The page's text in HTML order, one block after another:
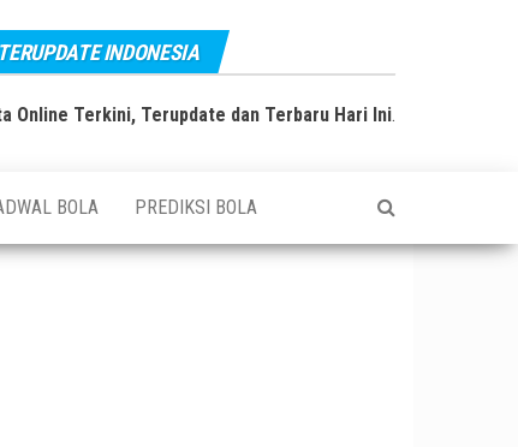
INDONESIA
Online Terkini, Terupdate dan Terbaru Hari Ini.
BOLA PREDIKSI BOLA